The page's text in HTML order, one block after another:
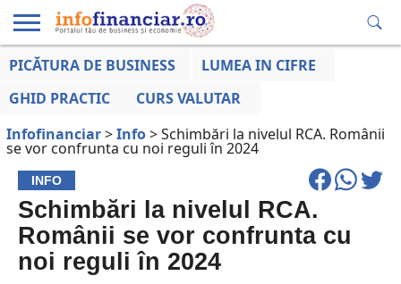
EDUCAȚIE
LA ZI
AFACERILOR
PICĂTURA DE BUSINESS
LUMEA IN CIFRE
GHID PRACTIC
CURS VALUTAR
Infofinanciar>Info>Schimbări la nivelul RCA. Românii
se vor confrunta cu noi reguli în 2024
INFO
Schimbări la nivelul RCA.
Românii se vor confrunta cu
noi reguli în 2024